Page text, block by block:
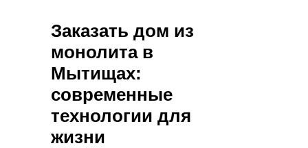
Заказать дом из
монолита в
Мытищах:
современные
технологии для
жизни